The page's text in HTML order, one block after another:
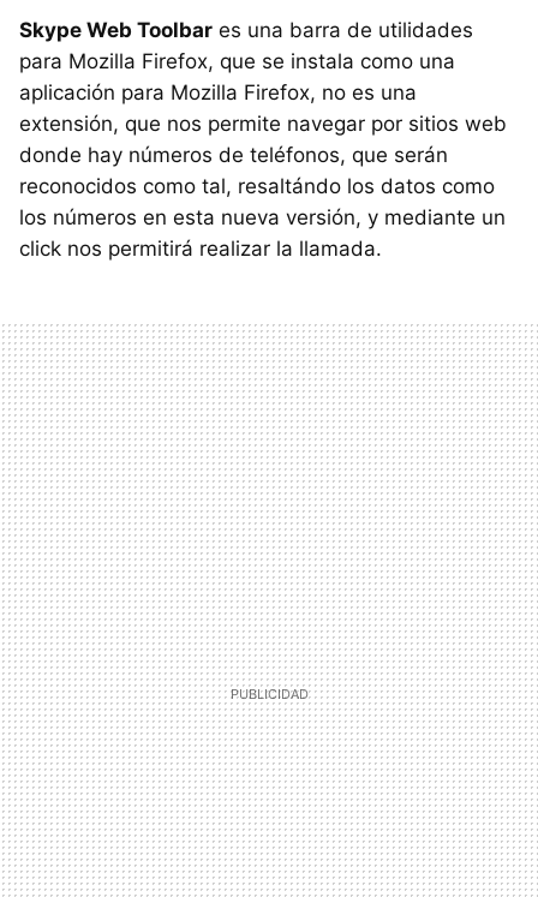
Skype Web Toolbar es una barra de utilidades
para Mozilla Firefox, que se instala como una
aplicación para Mozilla Firefox, no es una
extensión, que nos permite navegar por sitios web
donde hay números de teléfonos, que serán
reconocidos como tal, resaltándo los datos como
los números en esta nueva versión, y mediante un
click nos permitirá realizar la llamada.